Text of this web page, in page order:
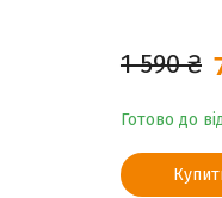
1 590 ₴
Готово до